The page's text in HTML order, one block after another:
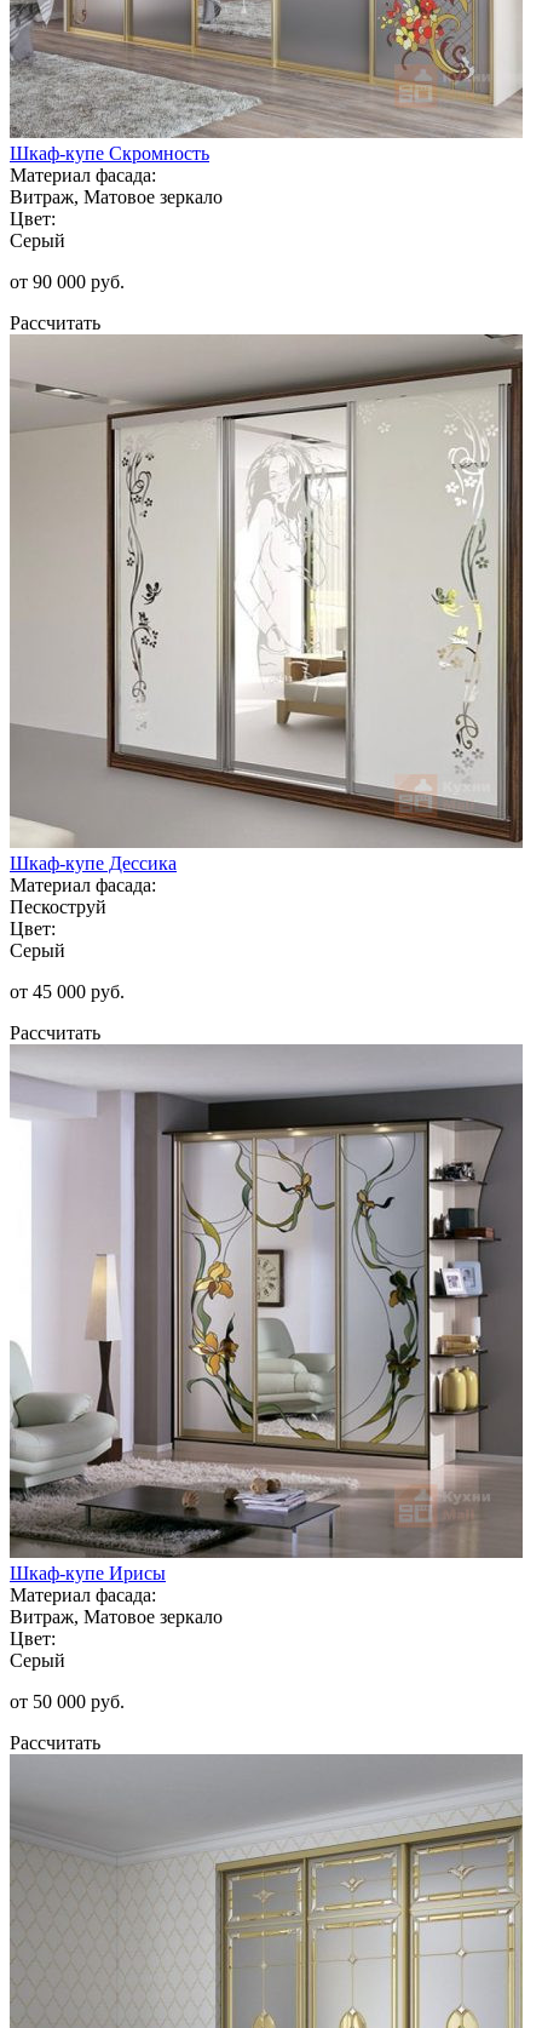
Шкаф-купе Скромность
Материал фасада:
Витраж, Матовое зеркало
Цвет:
Серый
от 90 000 руб.
Рассчитать
Шкаф-купе Дессика
Материал фасада:
Пескоструй
Цвет:
Серый
от 45 000 руб.
Рассчитать
Шкаф-купе Ирисы
Материал фасада:
Витраж, Матовое зеркало
Цвет:
Серый
от 50 000 руб.
Рассчитать